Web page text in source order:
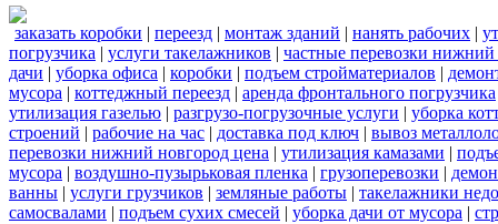
заказать коробки | переезд | монтаж зданий | нанять рабочих |
погрузчика | услуги такелажников | частные перевозки нижний
дачи | уборка офиса | коробки | подъем стройматериалов |
мусора | коттеджный переезд | аренда фронтального погрузчика
утилизация газелью | разгрузо-погрузочные услуги | уборка
строений | рабочие на час | доставка под ключ | вывоз
перевозки нижний новгород цена | утилизация камазами |
мусора | воздушно-пузырьковая пленка | грузоперевозки |
ванны | услуги грузчиков | земляные работы | такелажники
самосвалами | подъем сухих смесей | уборка дачи от мусора |